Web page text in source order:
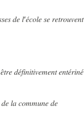
𝑑𝑒 𝑙’𝑒́𝑐𝑜𝑙𝑒 𝑠𝑒 𝑟𝑒𝑡𝑟𝑜𝑢𝑣𝑒𝑛𝑡
𝑑𝑒́𝑓𝑖𝑛𝑖𝑡𝑖𝑣𝑒𝑚𝑒𝑛𝑡 𝑒𝑛𝑡𝑒́𝑟𝑖𝑛𝑒́
𝑑𝑒 𝑙𝑎 𝑐𝑜𝑚𝑚𝑢𝑛𝑒 𝑑𝑒